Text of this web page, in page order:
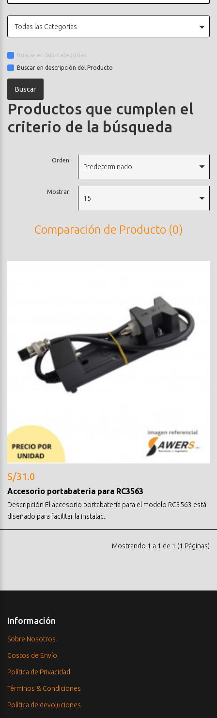
Todas las Categorías
Buscar en Sub-Categorías
Buscar en descripción del Producto
Productos que cumplen el
criterio de la búsqueda
Orden:
Predeterminado
Mostrar:
15
Comparación de Producto (0)
S/31.0
Accesorio portabateria para RC3563
Descripción El accesorio portabatería para el modelo RC3563 está
diseñado para facilitar la instalac..
Mostrando 1 a 1 de 1 (1 Páginas)
Información
Sobre Nosotros
Costos de Envío
Política de Privacidad
Términos & Condiciones
Política de devoluciones